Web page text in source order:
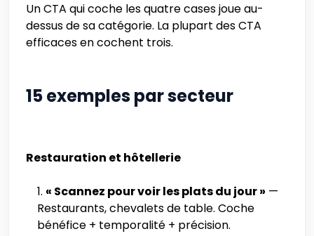
Un CTA qui coche les quatre cases joue au-
dessus de sa catégorie. La plupart des CTA
efficaces en cochent trois.
15 exemples par secteur
Restauration et hôtellerie
« Scannez pour voir les plats du jour » —
Restaurants, chevalets de table. Coche
bénéfice + temporalité + précision.